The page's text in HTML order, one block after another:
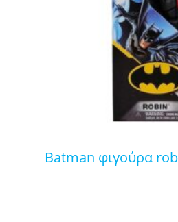
batman φιγούρα